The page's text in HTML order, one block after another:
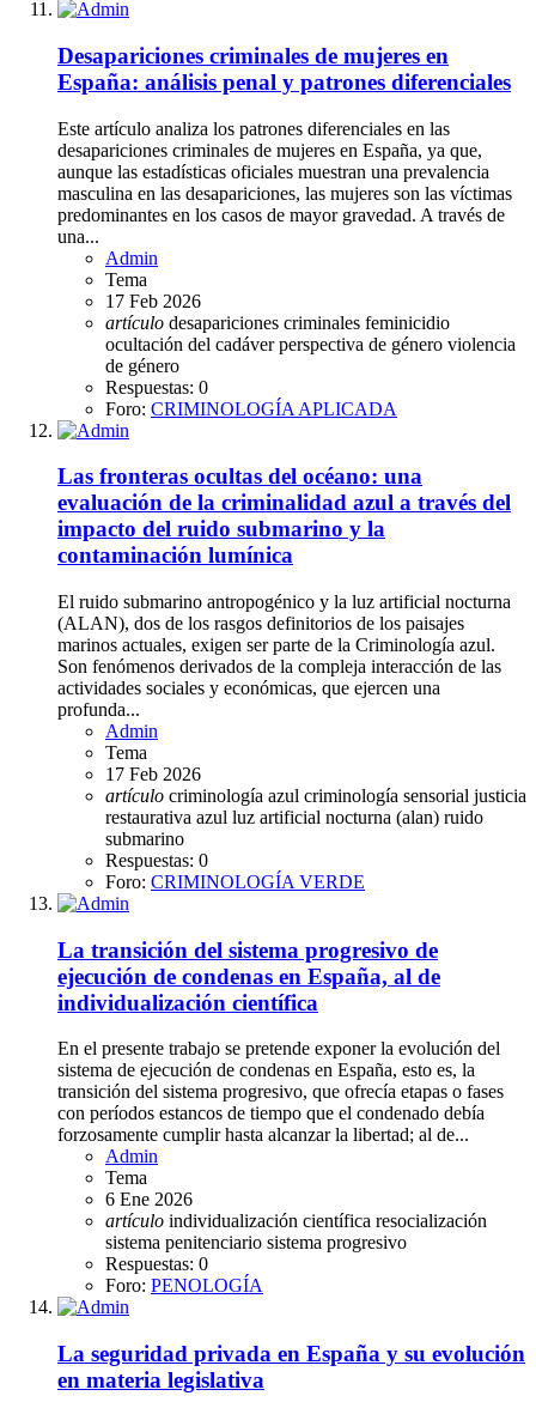
Desapariciones criminales de mujeres en
España: análisis penal y patrones diferenciales
Este artículo analiza los patrones diferenciales en las
desapariciones criminales de mujeres en España, ya que,
aunque las estadísticas oficiales muestran una prevalencia
masculina en las desapariciones, las mujeres son las víctimas
predominantes en los casos de mayor gravedad. A través de
una...
Admin
Tema
17 Feb 2026
artículo desapariciones criminales feminicidio
ocultación del cadáverperspectiva de género violencia
de género
Respuestas: 0
Foro: CRIMINOLOGÍA APLICADA
Las fronteras ocultas del océano: una
evaluación de la criminalidad azul a través del
impacto del ruido submarino y la
contaminación lumínica
El ruido submarino antropogénico y la luz artificial nocturna
(ALAN), dos de los rasgos definitorios de los paisajes
marinos actuales, exigen ser parte de la Criminología azul.
Son fenómenos derivados de la compleja interacción de las
actividades sociales y económicas, que ejercen una
profunda...
Admin
Tema
17 Feb 2026
artículo criminología azul criminología sensorial justicia
restaurativa azul luz artificial nocturna (alan) ruido
submarino
Respuestas: 0
Foro: CRIMINOLOGÍA VERDE
La transición del sistema progresivo de
ejecución de condenas en España, al de
individualización científica
En el presente trabajo se pretende exponer la evolución del
sistema de ejecución de condenas en España, esto es, la
transición del sistema progresivo, que ofrecía etapas o fases
con períodos estancos de tiempo que el condenado debía
forzosamente cumplir hasta alcanzar la libertad; al de...
Admin
Tema
6 Ene 2026
artículo individualización científica resocialización
sistema penitenciario sistema progresivo
Respuestas: 0
Foro: PENOLOGÍA
La seguridad privada en España y su evolución
en materia legislativa